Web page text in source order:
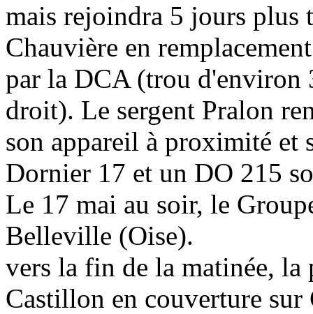
mais rejoindra 5 jours plus
Chauvière en
par la DCA (trou d'environ
droit). Le sergent Pralon
son appareil à proximité et
Dornier 17 et un DO 215
Le 17 mai au soir, le
Belleville (Oise).
vers la fin de la matinée,
Castillon en couverture sur